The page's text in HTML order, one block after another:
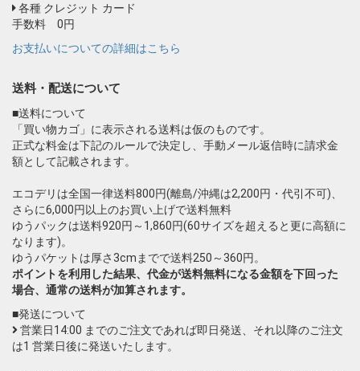
各種 クレジット カード
手数料 0円
お支払いについての詳細はこちら
送料・配送について
■送料について
「買い物カゴ」に表示される送料は仮のものです。
正式な料金は下記のルールで決定し、手動メール返信時に請求金
額として記載されます。
エコデリは全国一律送料800円(離島/沖縄は2,200円・代引不可)、
さらに6,000円以上のお買い上げで送料無料
ゆうパックは送料920円～1,860円(60サイズを超えると更に高額に
なります)。
ゆうパケットは厚さ3cmまでで送料250～360円。
ポイントを利用した結果、代金が送料無料になる金額を下回った
場合、通常の送料が加算されます。
■発送について
営業日14:00 までのご注文であれば即日発送、それ以降のご注文
は1 営業日後に発送いたします。